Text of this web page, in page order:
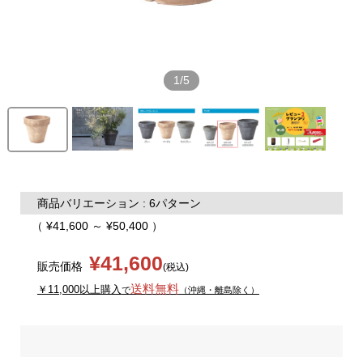
1/5
商品バリエーション : 6パターン
（ ¥41,600 ～ ¥50,400 ）
販売価格 ¥41,600(税込)
￥11,000以上購入 で送料無料（沖縄・離島除く）